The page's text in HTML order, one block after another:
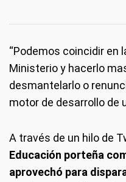
“Podemos coincidir en
Ministerio y hacerlo
desmantelarlo o
motor de desarrollo de
A través de un hilo de
Educación porteña
aprovechó para